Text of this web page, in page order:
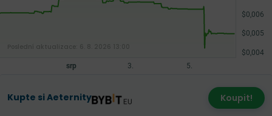
Kupte si Aeternity Koupit!